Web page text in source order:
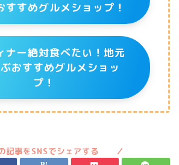
すすめグルメショップ！
ナー絶対食べたい！地元
おすすめグルメショッ
プ！